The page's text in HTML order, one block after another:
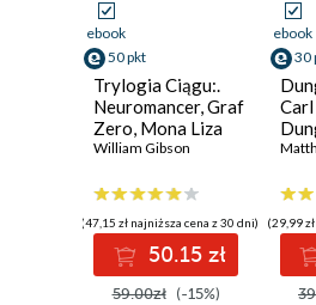
ebook
50 pkt
Trylogia Ciągu:.
Neuromancer, Graf
Zero, Mona Liza
Turbo
William Gibson
(47,15 zł najniższa cena z 30 dni)
50.15 zł
59.00zł (-15%)
ebook
30
Carl
Carl
(29,99